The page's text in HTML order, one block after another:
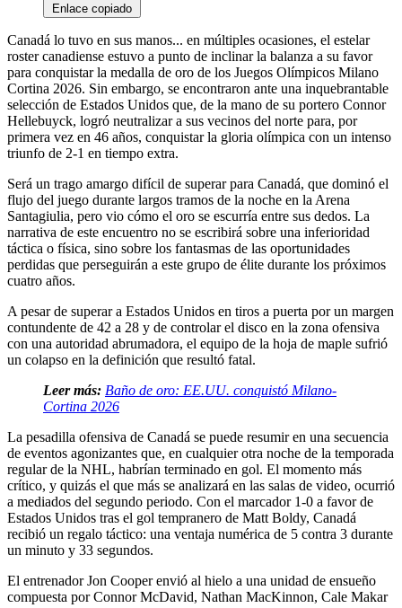
Enlace copiado
Canadá lo tuvo en sus manos... en múltiples ocasiones, el estelar
roster canadiense estuvo a punto de inclinar la balanza a su favor
para conquistar la medalla de oro de los Juegos Olímpicos Milano
Cortina 2026. Sin embargo, se encontraron ante una inquebrantable
selección de Estados Unidos que, de la mano de su portero Connor
Hellebuyck, logró neutralizar a sus vecinos del norte para, por
primera vez en 46 años, conquistar la gloria olímpica con un intenso
triunfo de 2-1 en tiempo extra.
Será un trago amargo difícil de superar para Canadá, que dominó el
flujo del juego durante largos tramos de la noche en la Arena
Santagiulia, pero vio cómo el oro se escurría entre sus dedos. La
narrativa de este encuentro no se escribirá sobre una inferioridad
táctica o física, sino sobre los fantasmas de las oportunidades
perdidas que perseguirán a este grupo de élite durante los próximos
cuatro años.
A pesar de superar a Estados Unidos en tiros a puerta por un margen
contundente de 42 a 28 y de controlar el disco en la zona ofensiva
con una autoridad abrumadora, el equipo de la hoja de maple sufrió
un colapso en la definición que resultó fatal.
Leer más: Baño de oro: EE.UU. conquistó Milano-
Cortina 2026
La pesadilla ofensiva de Canadá se puede resumir en una secuencia
de eventos agonizantes que, en cualquier otra noche de la temporada
regular de la NHL, habrían terminado en gol. El momento más
crítico, y quizás el que más se analizará en las salas de video, ocurrió
a mediados del segundo periodo. Con el marcador 1-0 a favor de
Estados Unidos tras el gol tempranero de Matt Boldy, Canadá
recibió un regalo táctico: una ventaja numérica de 5 contra 3 durante
un minuto y 33 segundos.
El entrenador Jon Cooper envió al hielo a una unidad de ensueño
compuesta por Connor McDavid, Nathan MacKinnon, Cale Makar